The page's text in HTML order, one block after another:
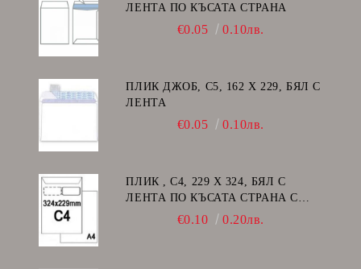
ЛЕНТА ПО КЪСАТА СТРАНА
€0.05 0.10лв.
ПЛИК ДЖОБ, C5, 162 Х 229, БЯЛ С
ЛЕНТА
€0.05 0.10лв.
ПЛИК , C4, 229 Х 324, БЯЛ С
ЛЕНТА ПО КЪСАТА СТРАНА С
ДЕСЕН ПРОЗОРЕЦ
€0.10 0.20лв.